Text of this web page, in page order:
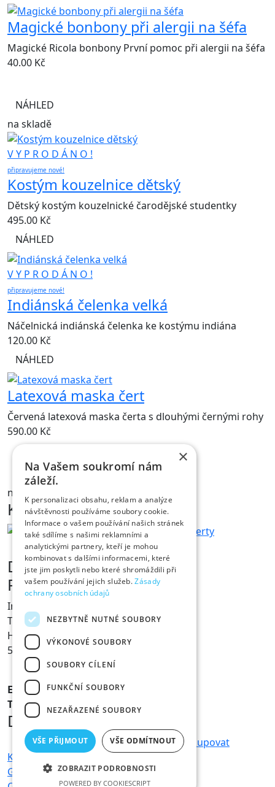
Magické bonbony při alergii na šéfa
Magické Ricola bonbony První pomoc při alergii na šéfa
40.00 Kč
NÁHLED
na skladě
V Y P R O D Á N O !
připravujeme nové!
Kostým kouzelnice dětský
Dětský kostým kouzelnické čarodějské studentky
495.00 Kč
NÁHLED
V Y P R O D Á N O !
připravujeme nové!
Indiánská čelenka velká
Náčelnická indiánská čelenka ke kostýmu indiána
120.00 Kč
NÁHLED
Latexová maska čert
Červená latexová maska čerta s dlouhými černými rohy
590.00 Kč
NÁHLED
na skladě
Kontakt
Dárky s vtipem
Prodejna Fóry a žerty
Ing. Václav Pícha
Tylovo nábřeží 367
Hradec Králové
500 02
E-mail: info@foryazerty.cz
Tel.:495 514 054
Důležité informace
Obchodní podmínkyReklamaceJak nakupovat
Kamenná prodejna
Doprava a platba
GDPR – ochrana osobních údajů
×
Na Vašem soukromí nám
záleží.
K personalizaci obsahu, reklam a analýze
návštěvnosti používáme soubory cookie.
Informace o vašem používání našich stránek
také sdílíme s našimi reklamními a
analytickými partnery, kteří je mohou
kombinovat s dalšími informacemi, které
jste jim poskytli nebo které shromáždili při
vašem používání jejich služeb.Zásady
ochrany osobních údajů
NEZBYTNĚ NUTNÉ SOUBORY
VÝKONOVÉ SOUBORY
SOUBORY CÍLENÍ
FUNKČNÍ SOUBORY
NEZAŘAZENÉ SOUBORY
VŠE PŘIJMOUT VŠE ODMÍTNOUT
ZOBRAZIT PODROBNOSTI
POWERED BY COOKIESCRIPT